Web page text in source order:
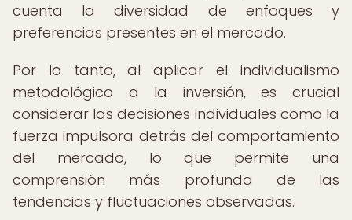
cuenta la diversidad de enfoques y
preferencias presentes en el mercado.
Por lo tanto, al aplicar el individualismo
metodológico a la inversión, es crucial
considerar las decisiones individuales como la
fuerza impulsora detrás del comportamiento
del mercado, lo que permite una
comprensión más profunda de las
tendencias y fluctuaciones observadas.